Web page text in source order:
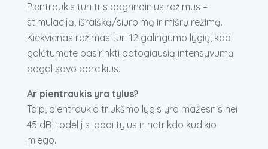
Pientraukis turi tris pagrindinius režimus –
stimulaciją, išraišką/siurbimą ir mišrų režimą.
Kiekvienas režimas turi 12 galingumo lygių, kad
galėtumėte pasirinkti patogiausią intensyvumą
pagal savo poreikius.
Ar pientraukis yra tylus?
Taip, pientraukio triukšmo lygis yra mažesnis nei
45 dB, todėl jis labai tylus ir netrikdo kūdikio
miego.